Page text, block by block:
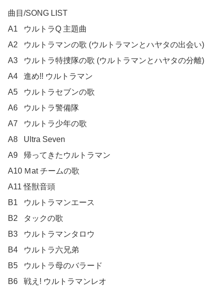
曲目/SONG LIST
A1	ウルトラQ 主題曲
A2	ウルトラマンの歌 (ウルトラマンとハヤタの出会い)
A3	ウルトラ特捜隊の歌 (ウルトラマンとハヤタの分離)
A4	進め!! ウルトラマン
A5	ウルトラセブンの歌
A6	ウルトラ警備隊
A7	ウルトラ少年の歌
A8	Ultra Seven
A9	帰ってきたウルトラマン
A10	Ｍat チームの歌
A11	怪獣音頭
B1	ウルトラマンエース
B2	タックの歌
B3	ウルトラマンタロウ
B4	ウルトラ六兄弟
B5	ウルトラ母のバラード
B6	戦え! ウルトラマンレオ